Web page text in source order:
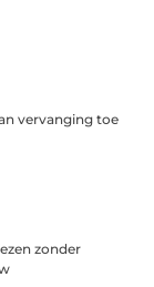
vervanging toe
zonder